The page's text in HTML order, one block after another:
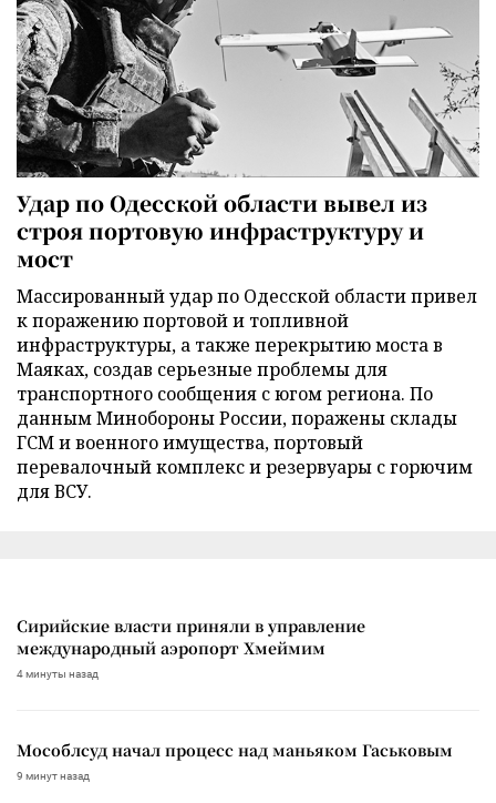
Удар по Одесской области вывел из
строя портовую инфраструктуру и
мост
Массированный удар по Одесской области привел
к поражению портовой и топливной
инфраструктуры, а также перекрытию моста в
Маяках, создав серьезные проблемы для
транспортного сообщения с югом региона. По
данным Минобороны России, поражены склады
ГСМ и военного имущества, портовый
перевалочный комплекс и резервуары с горючим
для ВСУ.
Сирийские власти приняли в управление
международный аэропорт Хмеймим
4 минуты назад
Мособлсуд начал процесс над маньяком Гаськовым
9 минут назад